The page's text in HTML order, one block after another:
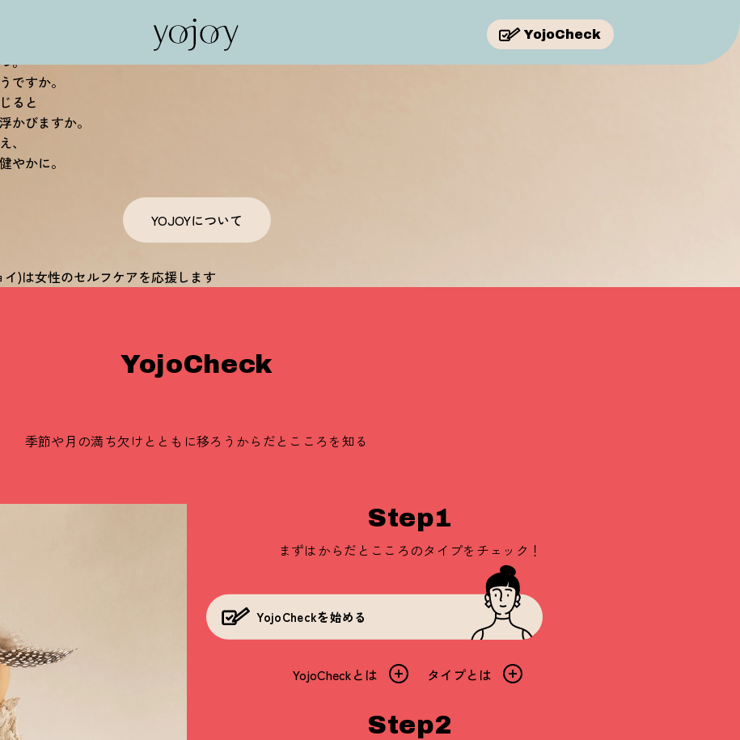
YojoCheck
私がととのう。
私がよろこぶ。
。
ですか。
ると
かびますか。
、
やかに。
YOJOYについて
イ)は女性のセルフケアを応援します
YojoCheck
季節や月の満ち欠けとともに移ろう からだとこころを知る
Step1
まずはからだとこころのタイプをチェック！
YojoCheckを始める
YojoCheckとは タイプとは
Step2